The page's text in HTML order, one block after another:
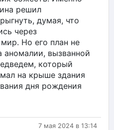
решил
думая, что
через
Но его план не
аномалии, вызванной
который
на крыше здания
дня рождения
7 мая 2024 в 13:14